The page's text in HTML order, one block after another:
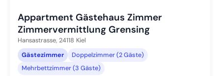
Appartment Gästehaus Zimmer
Zimmervermittlung Grensing
Hansastrasse, 24118 Kiel
Gästezimmer
Doppelzimmer (2 Gäste)
Mehrbettzimmer (3 Gäste)